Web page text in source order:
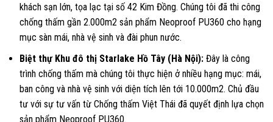
khách sạn lớn, tọa lạc tại số 42 Kim Đồng. Chúng tôi đã thi công
chống thấm gần 2.000m2 sản phẩm Neoproof PU360 cho hạng
mục sàn mái, nhà vệ sinh và đài phun nước.
Biệt thự Khu đô thị Starlake Hồ Tây (Hà Nội): Đây là công
trình chống thấm mà chúng tôi thực hiện ở nhiều hạng mục: mái,
ban công và nhà vệ sinh với diện tích lên tới 10.000m2. Chủ đầu
tư với sự tư vấn từ Chống thấm Việt Thái đã quyết định lựa chọn
sản phẩm Neoproof PU360.